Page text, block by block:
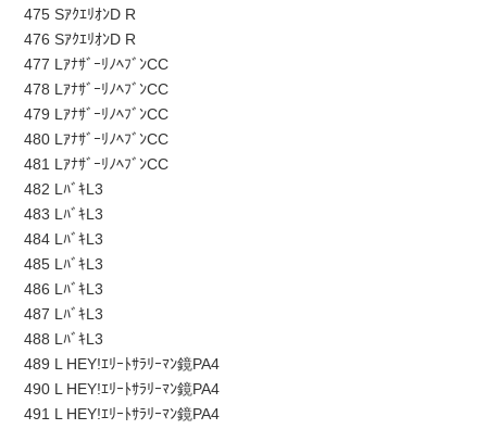
475 SｱｸｴﾘｵﾝD R
476 SｱｸｴﾘｵﾝD R
477 LｱﾅｻﾞｰﾘﾉﾍﾌﾞﾝCC
478 LｱﾅｻﾞｰﾘﾉﾍﾌﾞﾝCC
479 LｱﾅｻﾞｰﾘﾉﾍﾌﾞﾝCC
480 LｱﾅｻﾞｰﾘﾉﾍﾌﾞﾝCC
481 LｱﾅｻﾞｰﾘﾉﾍﾌﾞﾝCC
482 LﾊﾞｷL3
483 LﾊﾞｷL3
484 LﾊﾞｷL3
485 LﾊﾞｷL3
486 LﾊﾞｷL3
487 LﾊﾞｷL3
488 LﾊﾞｷL3
489 L HEY!ｴﾘｰﾄｻﾗﾘｰﾏﾝ鏡PA4
490 L HEY!ｴﾘｰﾄｻﾗﾘｰﾏﾝ鏡PA4
491 L HEY!ｴﾘｰﾄｻﾗﾘｰﾏﾝ鏡PA4